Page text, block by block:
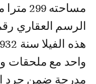
واحد مع ملحقات
مدرجة ضمن جرد